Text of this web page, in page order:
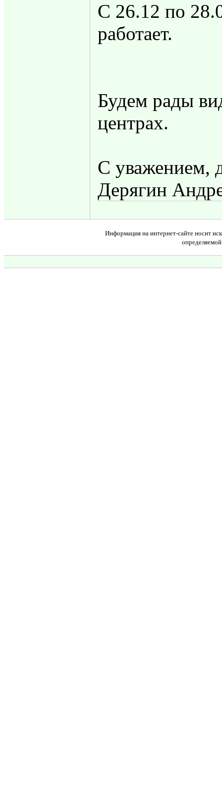
С 26.12 по
работает.
Будем рады
центрах.
С уважением,
Дерягин
Информация на интернет-сайте носит